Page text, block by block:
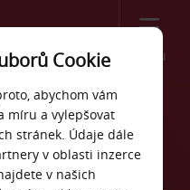
Menu
Itzehoe
Cookie
abychom vám
míru a vylepšovat
stránek. Údaje dále
v oblasti inzerce
v našich